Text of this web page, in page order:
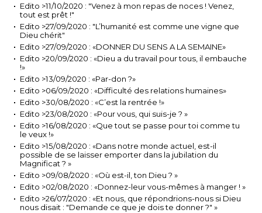
Edito >11/10/2020 : "Venez à mon repas de noces ! Venez,
tout est prêt !"
Edito >27/09/2020 : "L’humanité est comme une vigne que
Dieu chérit"
Edito >27/09/2020 : «DONNER DU SENS A LA SEMAINE»
Edito >20/09/2020 : «Dieu a du travail pour tous, il embauche
!»
Edito >13/09/2020 : «Par-don ?»
Edito >06/09/2020 : «Difficulté des relations humaines»
Edito >30/08/2020 : «C’est la rentrée !»
Edito >23/08/2020 : «Pour vous, qui suis-je ? »
Edito >16/08/2020 : «Que tout se passe pour toi comme tu
le veux !»
Edito >15/08/2020 : «Dans notre monde actuel, est-il
possible de se laisser emporter dans la jubilation du
Magnificat ? »
Edito >09/08/2020 : «Où est-il, ton Dieu ? »
Edito >02/08/2020 : «Donnez-leur vous-mêmes à manger ! »
Edito >26/07/2020 : «Et nous, que répondrions-nous si Dieu
nous disait : "Demande ce que je dois te donner ?" »